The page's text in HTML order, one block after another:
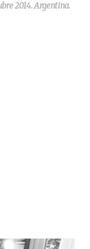
2014. Argentina.